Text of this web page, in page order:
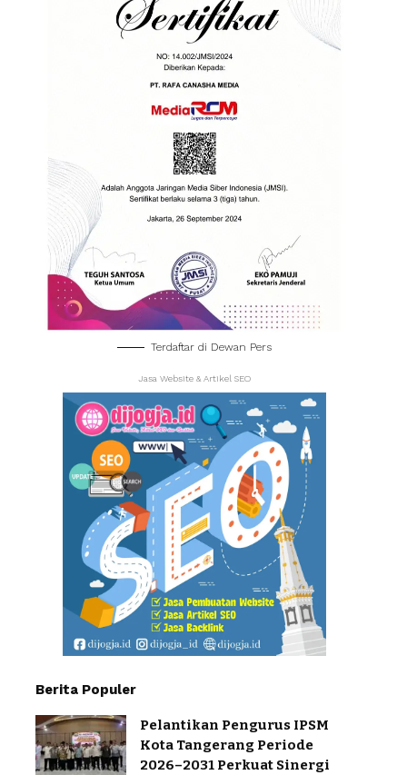
Terdaftar di Dewan Pers
Jasa Website & Artikel SEO
Berita Populer
Pelantikan Pengurus IPSM
Kota Tangerang Periode
2026–2031 Perkuat Sinergi